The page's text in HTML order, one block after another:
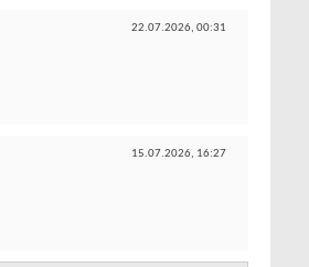
22.07.2026, 00:31
15.07.2026, 16:27